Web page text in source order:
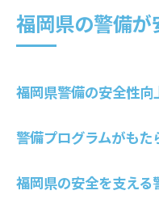
福岡での警
福岡県独自の
独自戦略が
警備戦略で
福岡県の警
福岡県の警備
福岡県警備の安全性向
警備プログラムがもた
福岡県の安全を支える